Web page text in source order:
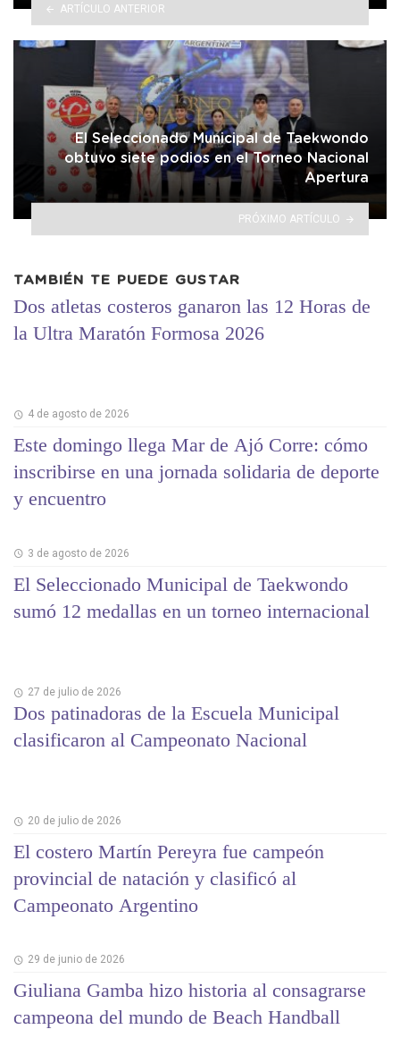
ARTÍCULO ANTERIOR
El Seleccionado Municipal de Taekwondo
obtuvo siete podios en el Torneo Nacional
Apertura
PRÓXIMO ARTÍCULO
TAMBIÉN TE PUEDE GUSTAR
Dos atletas costeros ganaron las 12 Horas de
la Ultra Maratón Formosa 2026
4 de agosto de 2026
Este domingo llega Mar de Ajó Corre: cómo
inscribirse en una jornada solidaria de deporte
y encuentro
3 de agosto de 2026
El Seleccionado Municipal de Taekwondo
sumó 12 medallas en un torneo internacional
27 de julio de 2026
Dos patinadoras de la Escuela Municipal
clasificaron al Campeonato Nacional
20 de julio de 2026
El costero Martín Pereyra fue campeón
provincial de natación y clasificó al
Campeonato Argentino
29 de junio de 2026
Giuliana Gamba hizo historia al consagrarse
campeona del mundo de Beach Handball